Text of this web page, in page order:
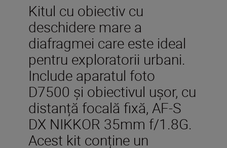
Kitul cu obiectiv cu
deschidere mare a
diafragmei care este ideal
pentru exploratorii urbani.
Include aparatul foto
D7500 și obiectivul ușor, cu
distanță focală fixă, AF-S
DX NIKKOR 35mm f/1.8G.
Acest kit conține un